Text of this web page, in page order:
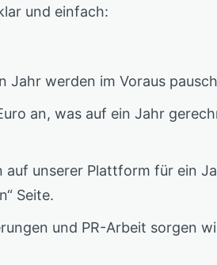
und einfach:
Jahr werden im Voraus
an, was auf ein Jahr
auf unserer Plattform für ein
Seite.
und PR-Arbeit sorgen